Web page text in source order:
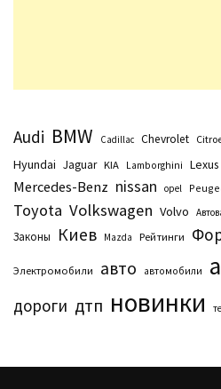
Audi BMW Cadillac Chevrolet
Hyundai Jaguar KIA Lamborghini Lexus
Mercedes-Benz nissan opel
Toyota Volkswagen Volvo
Законы Киев Маzda Рейтинги
Электромобили авто автомобили
дороги дтп новинки